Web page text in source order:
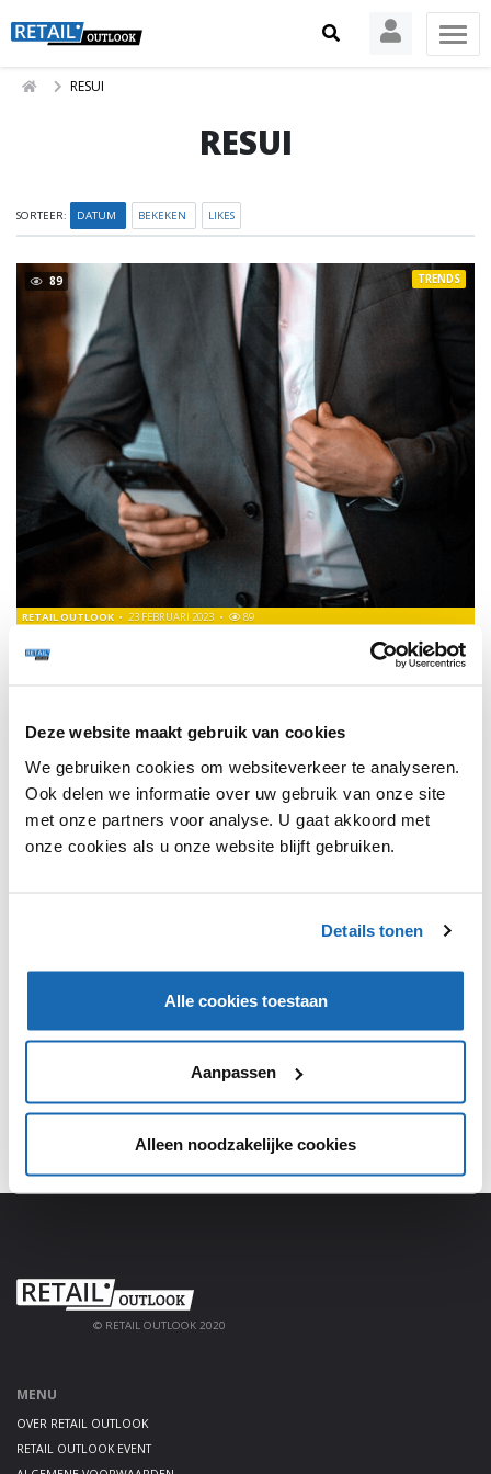
Deze website maakt gebruik van cookies
We gebruiken cookies om websiteverkeer te analyseren.
Ook delen we informatie over uw gebruik van onze site
met onze partners voor analyse. U gaat akkoord met
onze cookies als u onze website blijft gebruiken.
Details tonen
Alle cookies toestaan
Aanpassen
Alleen noodzakelijke cookies
RESUI
RESUI
SORTEER: DATUM BEKEKEN LIKES
89
RESUI BIEDT PASSEND TWEEDEHANDS PAK OP BASIS
RETAIL OUTLOOK 23 FEBRUARI 2023 89
TRENDS
1
SHARE, LEARN & CONNECT!
Meld je aan, deel jouw kennis en haal alles uit het
AANMELDEN
© RETAIL OUTLOOK 2020
MENU
OVER RETAIL OUTLOOK
RETAIL OUTLOOK EVENT